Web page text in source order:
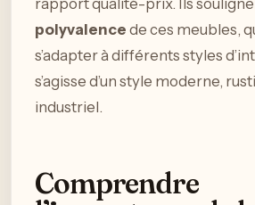
rapport qualité-prix. Ils
polyvalence de ces meubles,
s’adapter à différents styles
s’agisse d’un style moderne,
industriel.
Comprendre